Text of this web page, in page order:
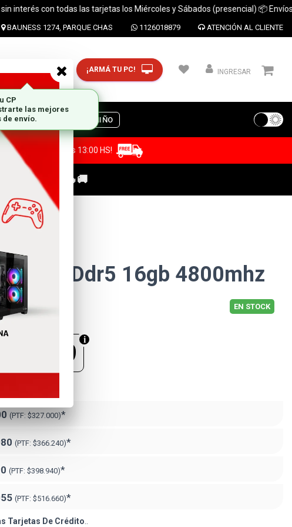
con todas las tarjetas los Miércoles y Sábados (presencial) 📦 Envíos a
BAUNESS 1274, PARQUE CHAS 1126018879 ATENCIÓN AL CLIENTE
Ingresar CP y ciudad ¡ARMÁ TU PC! INGRESAR
DIA DEL NIÑO
antes de las 13:00 HS!
PC GAMER🔥🚚
Ez Ddr5 16gb 4800mhz
EN STOCK
(PTF: $327.000)*
(PTF: $366.240)*
(PTF: $398.940)*
(PTF: $516.660)*
Tarjetas De Crédito..